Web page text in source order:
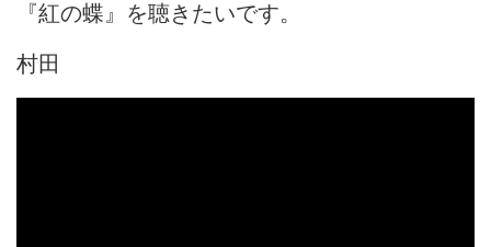
『紅の蝶』を聴きたいです。
村田